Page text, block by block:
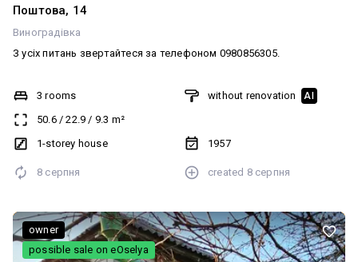
Поштова, 14
Виноградівка
З усіх питань звертайтеся за телефоном 0980856305.
3 rooms
50.6/22.9 / 9.3 m²
1-storey house
without renovation AI
1957
8 серпня created 8 серпня
owner
possible sale on eOselya